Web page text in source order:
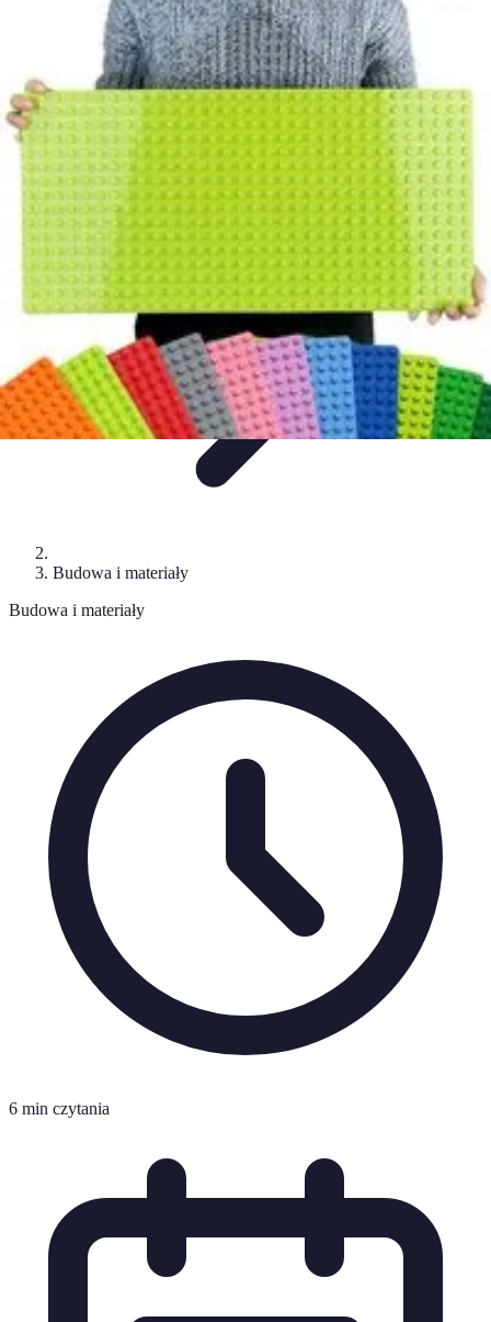
Projekty na Dom
Projektowanie wnętrzInspiracjeBudowa i materiałyPorady
dotyczące projektówTrendy
Projekty na Dom
Budowa i materiały
Budowa i materiały
6 min czytania